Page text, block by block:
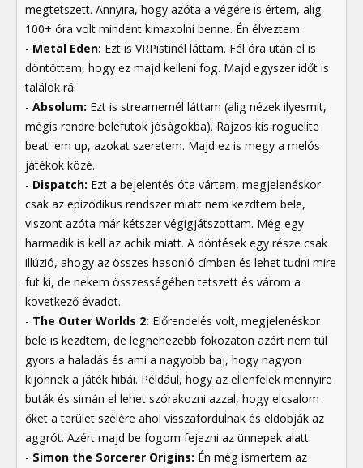
megtetszett. Annyira, hogy azóta a végére is értem, alig
100+ óra volt mindent kimaxolni benne. Én élveztem.
- Metal Eden: Ezt is VRPistinél láttam. Fél óra után el is
döntöttem, hogy ez majd kelleni fog. Majd egyszer időt is
találok rá.
- Absolum: Ezt is streamernél láttam (alig nézek ilyesmit,
mégis rendre belefutok jóságokba). Rajzos kis roguelite
beat 'em up, azokat szeretem. Majd ez is megy a melós
játékok közé.
- Dispatch: Ezt a bejelentés óta vártam, megjelenéskor
csak az epizódikus rendszer miatt nem kezdtem bele,
viszont azóta már kétszer végigjátszottam. Még egy
harmadik is kell az achik miatt. A döntések egy része csak
illúzió, ahogy az összes hasonló címben és lehet tudni mire
fut ki, de nekem összességében tetszett és várom a
következő évadot.
- The Outer Worlds 2: Előrendelés volt, megjelenéskor
bele is kezdtem, de legnehezebb fokozaton azért nem túl
gyors a haladás és ami a nagyobb baj, hogy nagyon
kijönnek a játék hibái. Például, hogy az ellenfelek mennyire
buták és simán el lehet szórakozni azzal, hogy elcsalom
őket a terület szélére ahol visszafordulnak és eldobják az
aggrót. Azért majd be fogom fejezni az ünnepek alatt.
- Simon the Sorcerer Origins: Én még ismertem az